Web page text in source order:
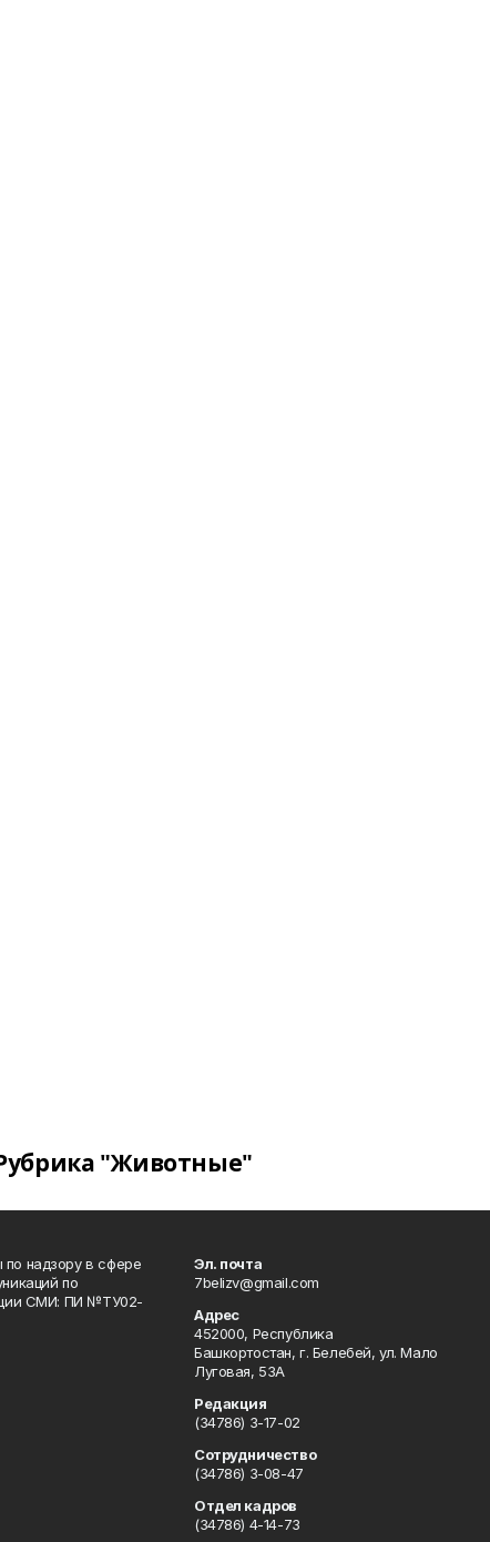
"Животные"
надзору в сфере
по
СМИ: ПИ №ТУ02-
Эл. почта
7belizv@gmail.com
Адрес
452000, Республика
Башкортостан, г. Белебей, ул. Мало
Луговая, 53А
Редакция
(34786) 3-17-02
Сотрудничество
(34786) 3-08-47
Отдел кадров
(34786) 4-14-73